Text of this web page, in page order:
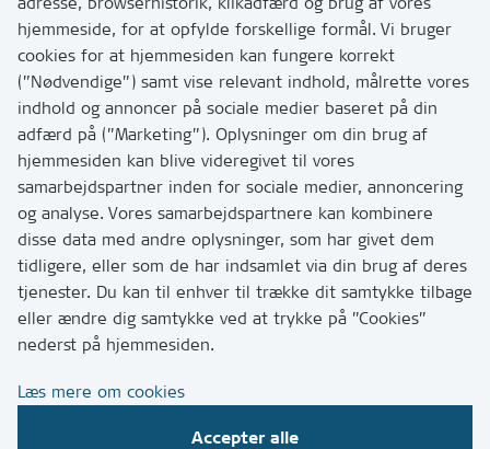
Skriv til os via Digital Post
Har du brug for at komme i kontakt med os? Se her
hvordan
Tip os om huller i vejen eller andet
T:7249 6000
Bemærk: vi har mange opkald mellem kl. 10 og 11
Links
Tilgængelighedserklæring
Cookies
CVR, EAN og betaling
hjemmeside, for at opfylde forskellige formål. Vi bruger
cookies for at hjemmesiden kan fungere korrekt
(”Nødvendige”) samt vise relevant indhold, målrette vores
indhold og annoncer på sociale medier baseret på din
adfærd på (”Marketing”). Oplysninger om din brug af
hjemmesiden kan blive videregivet til vores
samarbejdspartner inden for sociale medier, annoncering
og analyse. Vores samarbejdspartnere kan kombinere
disse data med andre oplysninger, som har givet dem
tidligere, eller som de har indsamlet via din brug af deres
tjenester. Du kan til enhver til trække dit samtykke tilbage
eller ændre dig samtykke ved at trykke på ”Cookies”
nederst på hjemmesiden.
Læs mere om cookies
Accepter alle